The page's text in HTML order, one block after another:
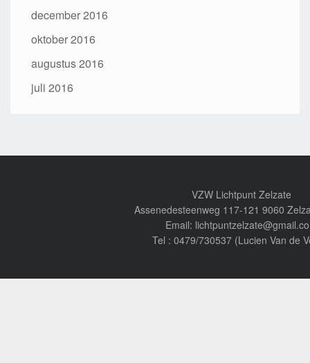
december 2016
oktober 2016
augustus 2016
juli 2016
VZW Lichtpunt Zelzate
Assenedesteenweg 117-121 9060
Email:
Tel : 0479/730537 (Lucien Van de